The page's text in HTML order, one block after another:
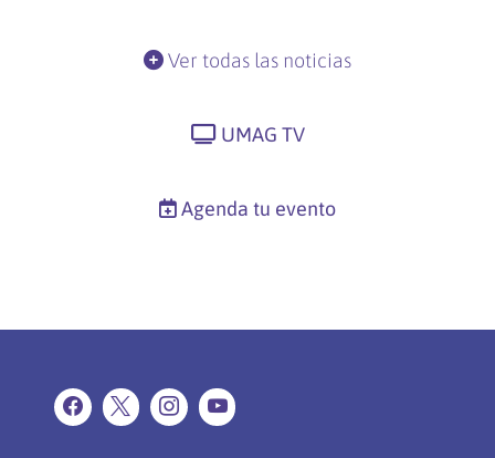
Ver todas las noticias
UMAG TV
Agenda tu evento